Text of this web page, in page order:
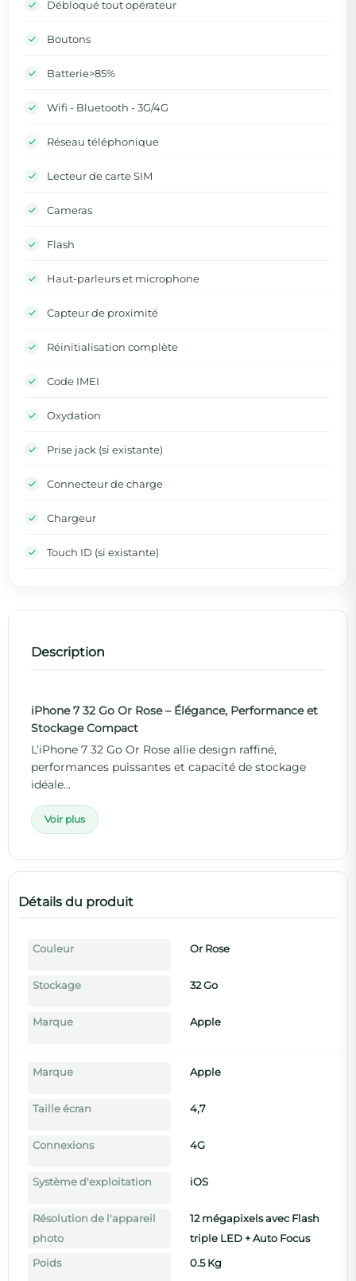
Débloqué tout opérateur
Boutons
Batterie>85%
Wifi - Bluetooth - 3G/4G
Réseau téléphonique
Lecteur de carte SIM
Cameras
Flash
Haut-parleurs et microphone
Capteur de proximité
Réinitialisation complète
Code IMEI
Oxydation
Prise jack (si existante)
Connecteur de charge
Chargeur
Touch ID (si existante)
Description
iPhone 7 32 Go Or Rose – Élégance, Performance et
Stockage Compact
L’iPhone 7 32 Go Or Rose allie design raffiné,
performances puissantes et capacité de stockage
idéale...
Voir plus
Détails du produit
Couleur Or Rose
Stockage 32 Go
Marque Apple
Marque Apple
Taille écran 4,7
Connexions 4G
Système d'exploitation iOS
Résolution de l'appareil
photo
12 mégapixels avec Flash
triple LED + Auto Focus
Poids 0.5 Kg